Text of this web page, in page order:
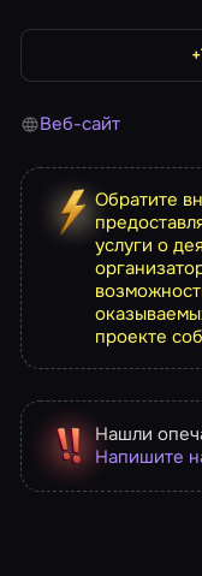
Веб-сайт
Обратите
услуги о
проекте
Нашли
Напишите